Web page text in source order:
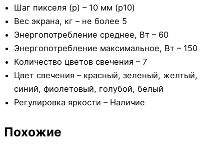
Шаг пикселя (р) – 10 мм (р10)
Вес экрана, кг – не более 5
Энергопотребление среднее, Вт – 60
Энергопотребление максимальное, Вт – 150
Количество цветов свечения – 7
Цвет свечения – красный, зеленый, желтый,
синий, фиолетовый, голубой, белый
Регулировка яркости – Наличие
Похожие